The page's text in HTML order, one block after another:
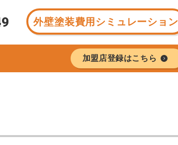
外壁塗装費用シミュレーション
加盟店登録はこちら